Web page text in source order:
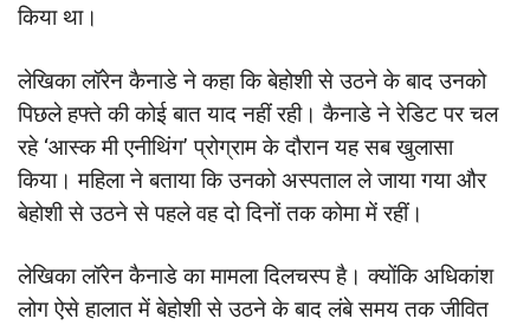
किया था।
लेखिका लॉरेन कैनाडे ने कहा कि बेहोशी से उठने के बाद उनको
पिछले हफ्ते की कोई बात याद नहीं रही। कैनाडे ने रेडिट पर चल
रहे ‘आस्क मी एनीथिंग’ प्रोग्राम के दौरान यह सब खुलासा
किया। महिला ने बताया कि उनको अस्पताल ले जाया गया और
बेहोशी से उठने से पहले वह दो दिनों तक कोमा में रहीं।
लेखिका लॉरेन कैनाडे का मामला दिलचस्प है। क्योंकि अधिकांश
लोग ऐसे हालात में बेहोशी से उठने के बाद लंबे समय तक जीवित